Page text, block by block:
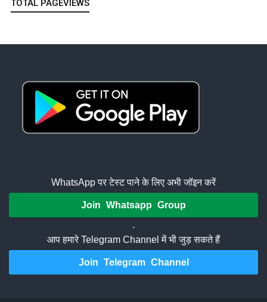
TOTAL PAGEVIEWS
WhatsApp पर टेस्ट पाने के लिए अभी जॉइन करें
Join Whatsapp Group
.
आप हमारे Telegram Channel में भी जुड़ सकते हैं
Join Telegram Channel